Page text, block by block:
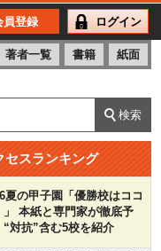
員登録 ログイン
著者一覧 書籍 紙面
セスランキング
夏の甲子園「優勝校はココ
」 本紙と専門家が徹底予
“対抗”含む5校を紹介